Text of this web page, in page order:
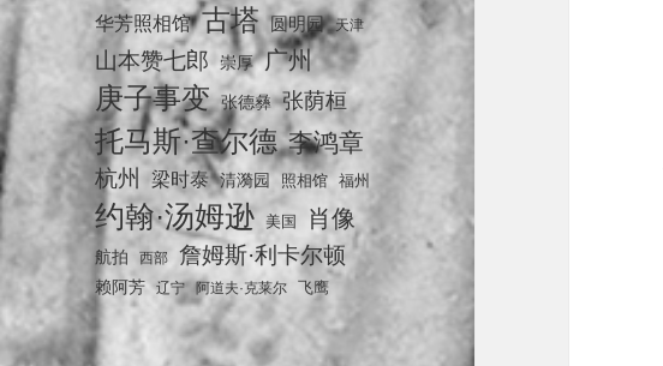
华芳照相馆 古塔 圆明园 天津
山本赞七郎 崇厚 广州
庚子事变 张德彝 张荫桓
托马斯·查尔德 李鸿章
杭州 梁时泰 清漪园 照相馆 福州
约翰·汤姆逊 美国 肖像
航拍 西部 詹姆斯·利卡尔顿
赖阿芳 辽宁 阿道夫·克莱尔 飞鹰